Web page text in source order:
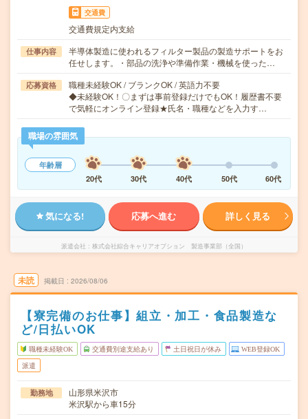
交通費
交通費規定内支給
仕事内容
半導体製造に使われるフィルター製品の製造サポートをお
任せします。・部品の洗浄や準備作業・機械を使った…
応募資格
職種未経験OK / ブランクOK / 英語力不要
◆未経験OK！〇まずは事前登録だけでもOK！履歴書不要
で気軽にオンライン登録★氏名・職種などを入力す…
職場の雰囲気
年齢層
20代
30代 40代 50代 60代
気になる! 応募へ進む 詳しく見る
派遣会社 株式会社綜合キャリアオプション 製造事業部（全国）
未読 掲載日 2026/08/06
【寮完備のお仕事】組立・加工・食品製造な
ど/日払いOK
職種未経験OK 交通費別途支給あり 土日祝日が休み WEB登録OK
派遣
勤務地
山形県米沢市
米沢駅から車15分